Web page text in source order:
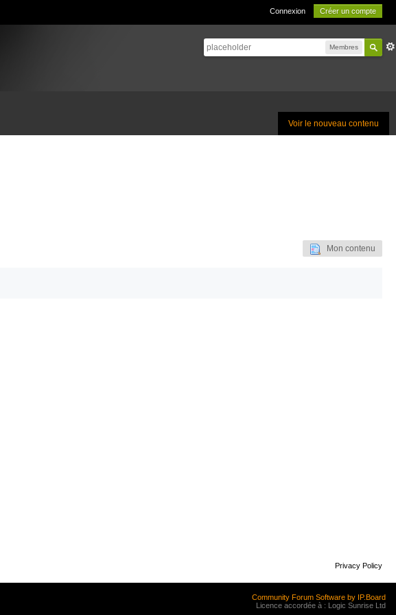
Connexion Créer un compte
Membres
Voir le nouveau contenu
Mon contenu
Privacy Policy
Community Forum Software by IP.Board
Licence accordée à : Logic Sunrise Ltd